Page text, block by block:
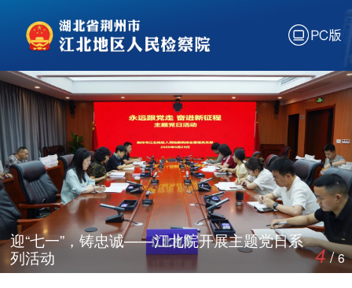
PC版
迎“七一”，铸忠诚——江北院开展主题党日系
列活动
4/6
检社共建暖民心 下沉服务践初心——江北院开展
社区走访慰问暨党建联建座谈活动
湖北省人民检察院监狱交叉巡回第五检察组向沙洋
长林监狱反馈巡回检察情况
迎“七一”，铸忠诚——江北院开展主题党日系列活
动
湖北省人民检察院监狱交叉巡回第六检察组向湖北
省沙洋平湖监狱反馈巡回检察情况
江北院召开党组理论学习中心组（扩大）会 开展
“科学决策”专题研讨
江北院检察官应邀到荆州监狱开展纪法教育专题宣